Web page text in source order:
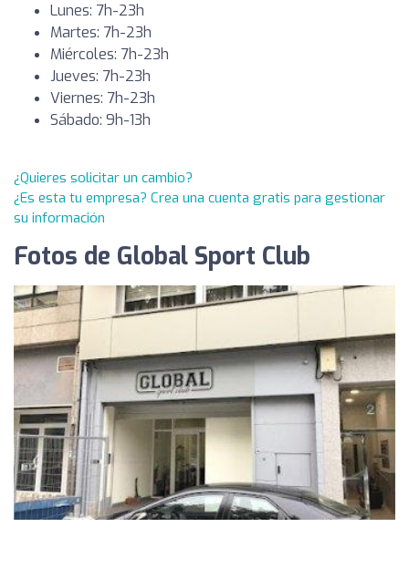
Lunes: 7h-23h
Martes: 7h-23h
Miércoles: 7h-23h
Jueves: 7h-23h
Viernes: 7h-23h
Sábado: 9h-13h
¿Quieres solicitar un cambio?
¿Es esta tu empresa? Crea una cuenta gratis para gestionar
su información
Fotos de Global Sport Club